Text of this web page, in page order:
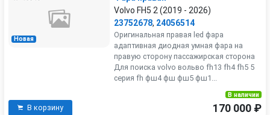
Новая
Volvo FH5 2 (2019 - 2026)
23752678, 24056514
Оригинальная правая led фара
адаптивная диодная умная фара на
правую сторону пассажирская сторона
Для поиска volvo вольво fh13 fh4 fh5 5
серия fh фш4 фш фш5 фш1...
В корзину
В наличии
170 000 ₽